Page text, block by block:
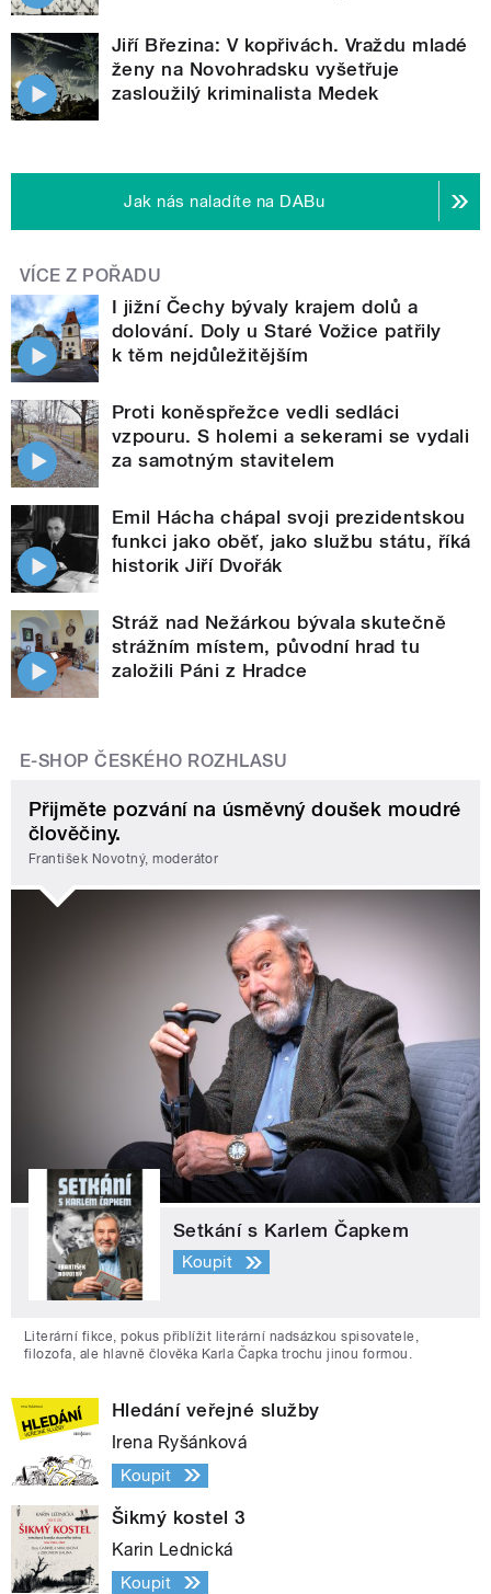
Jiří Březina: V kopřivách. Vraždu mladé
ženy na Novohradsku vyšetřuje
zasloužilý kriminalista Medek
Jak nás naladíte na DABu
VÍCE Z POŘADU
I jižní Čechy bývaly krajem dolů a
dolování. Doly u Staré Vožice patřily
k těm nejdůležitějším
Proti koněspřežce vedli sedláci
vzpouru. S holemi a sekerami se vydali
za samotným stavitelem
Emil Hácha chápal svoji prezidentskou
funkci jako oběť, jako službu státu, říká
historik Jiří Dvořák
Stráž nad Nežárkou bývala skutečně
strážním místem, původní hrad tu
založili Páni z Hradce
E-SHOP ČESKÉHO ROZHLASU
Přijměte pozvání na úsměvný doušek moudré
člověčiny.
František Novotný, moderátor
Setkání s Karlem Čapkem
Koupit
Literární fikce, pokus přiblížit literární nadsázkou spisovatele,
filozofa, ale hlavně člověka Karla Čapka trochu jinou formou.
Hledání veřejné služby
Irena Ryšánková
Koupit
Šikmý kostel 3
Karin Lednická
Koupit